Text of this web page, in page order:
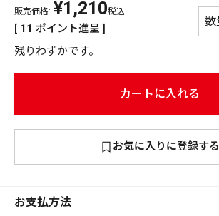
PREMIUM ［ オンライン限定 ］
販売価格: ¥1,210税込
[ 11 ポイント進呈 ]
残りわずかです。
カートに入れる
お気に入りに登録する
お支払方法